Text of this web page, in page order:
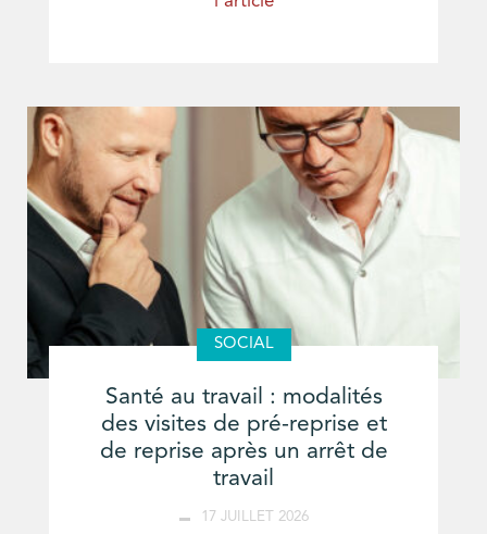
SOCIAL
Santé au travail : modalités
des visites de pré-reprise et
de reprise après un arrêt de
travail
17 JUILLET 2026